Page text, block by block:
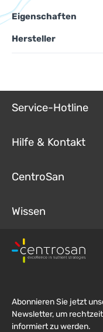
Eigenschaften
Hersteller
Service-Hotline
Hilfe & Kontakt
CentroSan
Wissen
Abonnieren Sie jetzt
Newsletter, um
informiert zu werden.